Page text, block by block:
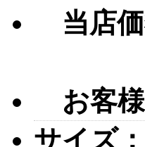
当店
お客
サイズ：